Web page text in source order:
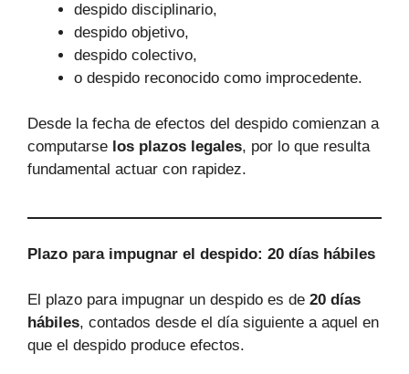
despido disciplinario,
despido objetivo,
despido colectivo,
o despido reconocido como improcedente.
Desde la fecha de efectos del despido comienzan a
computarse los plazos legales, por lo que resulta
fundamental actuar con rapidez.
Plazo para impugnar el despido: 20 días hábiles
El plazo para impugnar un despido es de 20 días
hábiles, contados desde el día siguiente a aquel en
que el despido produce efectos.